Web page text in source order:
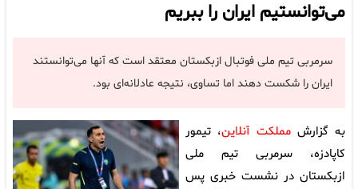
می‌توانستیم ایران را ببریم
سرمربی تیم ملی فوتبال ازبکستان معتقد است که آنها می‌توانستند
ایران را شکست دهند اما تساوی، نتیجه عادلانه‌ای بود.
به گزارشمملکت آنلاین، تیمور
کاپادزه، سرمربی تیم ملی
ازبکستان در نشست خبری پس